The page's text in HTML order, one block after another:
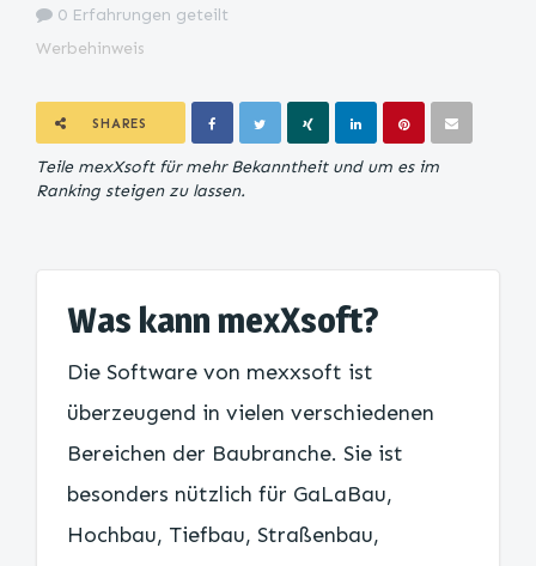
0 Erfahrungen geteilt
Werbehinweis
SHARES
Teile mexXsoft für mehr Bekanntheit und um es im
Ranking steigen zu lassen.
Was kann mexXsoft?
Die Software von mexxsoft ist
überzeugend in vielen verschiedenen
Bereichen der Baubranche. Sie ist
besonders nützlich für GaLaBau,
Hochbau, Tiefbau, Straßenbau,